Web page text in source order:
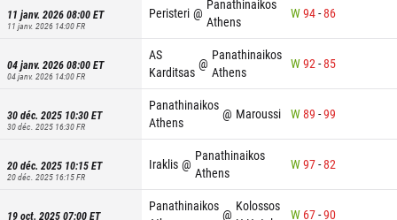
11 janv. 2026 08:00ET
11 janv. 2026 14:00FR
Peristeri @
Panathinaikos
Athens
W94-86
04 janv. 2026 08:00ET
04 janv. 2026 14:00FR
AS
Karditsas
@
Panathinaikos
Athens
W92-85
30 déc. 2025 10:30ET
30 déc. 2025 16:30FR
Panathinaikos
Athens
@ Maroussi W89 -99
20 déc. 2025 10:15ET
20 déc. 2025 16:15FR
Iraklis @
Panathinaikos
Athens
W97-82
19 oct. 2025 07:00ET
Panathinaikos
@
Kolossos
W 67-90